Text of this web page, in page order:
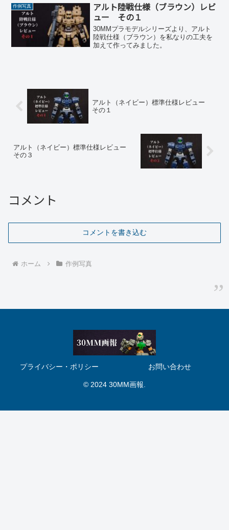
作例写真
アルト陸戦仕様（ブラウン）レビ
ュー その１
30MMプラモデルシリーズより、アルト
陸戦仕様（ブラウン）を私なりの工夫を
加えて作ってみました。
アルト（ネイビー）標準仕様レビュー
その１
アルト（ネイビー）標準仕様レビュー
その３
コメント
コメントを書き込む
ホーム 作例写真
プライバシー・ポリシー お問い合わせ
© 2024 30MM画報.